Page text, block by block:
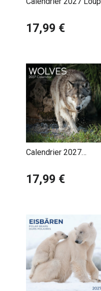
17,99 €
Calendrier 2027
17,99 €